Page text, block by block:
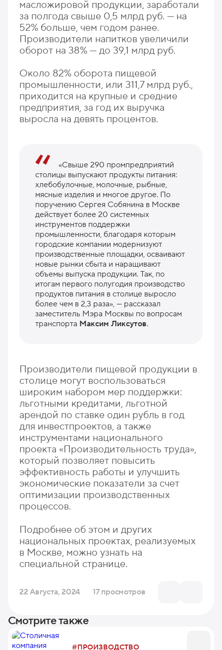
масложировой продукции, заработали
за полгода свыше 0,5 млрд руб. — на
52% больше, чем годом ранее.
Производители напитков увеличили
оборот на 38% — до 39,1 млрд руб.
Около 82% оборота пищевой
промышленности, или 311,7 млрд руб.,
приходится на крупные и средние
предприятия, за год их выручка
выросла на девять процентов.
«Свыше 290 промпредприятий
столицы выпускают продукты питания:
хлебобулочные, молочные, рыбные,
мясные изделия и многое другое. По
поручению Сергея Собянина в Москве
действует более 20 системных
инструментов поддержки
промышленности, благодаря которым
городские компании модернизуют
производственные площадки, осваивают
новые рынки сбыта и наращивают
объемы выпуска продукции. Так, по
итогам первого полугодия производство
продуктов питания в столице выросло
более чем в 2,3 раза», — рассказал
заместитель Мэра Москвы по вопросам
транспорта Максим Ликсутов.
Производители пищевой продукции в
столице могут воспользоваться
широким набором мер поддержки:
льготными кредитами, льготной
арендой по ставке один рубль в год
для инвестпроектов, а также
инструментами национального
проекта «Производительность труда»,
который позволяет повысить
эффективность работы и улучшить
экономические показатели за счет
оптимизации производственных
процессов.
Подробнее об этом и других
национальных проектах, реализуемых
в Москве, можно узнать на
специальной странице.
22 Августа, 2024 17 просмотров
Смотрите также
#ПРОИЗВОДСТВО